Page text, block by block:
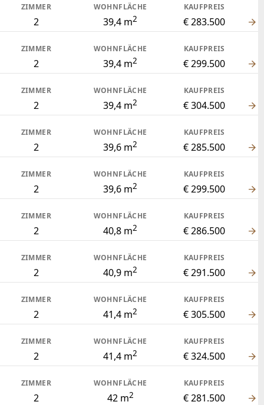
ZIMMER
2
WOHNFLÄCHE
39,4 m2
KAUFPREIS
€ 283.500
ZIMMER
2
WOHNFLÄCHE
39,4 m2
KAUFPREIS
€ 299.500
ZIMMER
2
WOHNFLÄCHE
39,4 m2
KAUFPREIS
€ 304.500
ZIMMER
2
WOHNFLÄCHE
39,6 m2
KAUFPREIS
€ 285.500
ZIMMER
2
WOHNFLÄCHE
39,6 m2
KAUFPREIS
€ 299.500
ZIMMER
2
WOHNFLÄCHE
40,8 m2
KAUFPREIS
€ 286.500
ZIMMER
2
WOHNFLÄCHE
40,9 m2
KAUFPREIS
€ 291.500
ZIMMER
2
WOHNFLÄCHE
41,4 m2
KAUFPREIS
€ 305.500
ZIMMER
2
WOHNFLÄCHE
41,4 m2
KAUFPREIS
€ 324.500
ZIMMER
2
WOHNFLÄCHE
42 m2
KAUFPREIS
€ 281.500